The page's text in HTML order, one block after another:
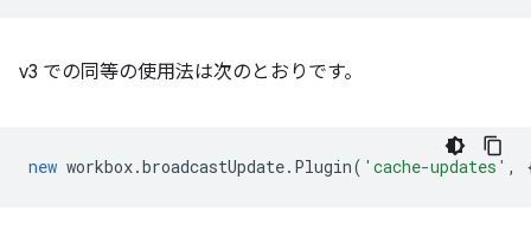
v3 での同等の使用法は次のとおりです。
new workbox.broadcastUpdate. Plugin( 'cache-updates' ,